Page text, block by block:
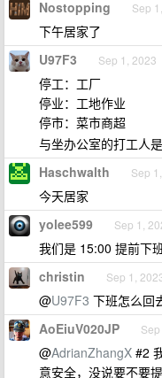
Nostopping Sep
下午居家了
U97F3 Sep 1, 2023
停工：工厂
停业：工地作业
停市：菜市商超
与坐办公室的打工人
Haschwalth Sep
今天居家
yolee599 Sep 1,
我们是 15:00 提前下
christin Sep 1,
@U97F3 下班怎么回
AoEiuV020JP
@AdrianZhangX #2
意安全，没说要不要